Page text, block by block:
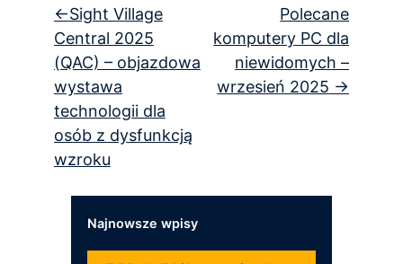
Nawigacja
wpisu
Sight Village
Central 2025
(QAC) – objazdowa
wystawa
technologii dla
osób z dysfunkcją
wzroku
Polecane
komputery PC dla
niewidomych –
wrzesień 2025
Najnowsze wpisy